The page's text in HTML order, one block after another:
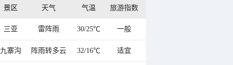
景区 天气 气温 旅游指数
三亚 雷阵雨 30/25℃ 一般
九寨沟 阵雨转多云 32/16℃ 适宜